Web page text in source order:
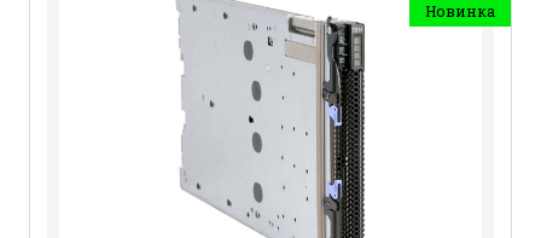
Новинка